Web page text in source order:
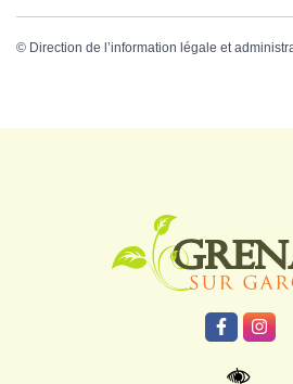
© Direction de l’information légale et
Lien